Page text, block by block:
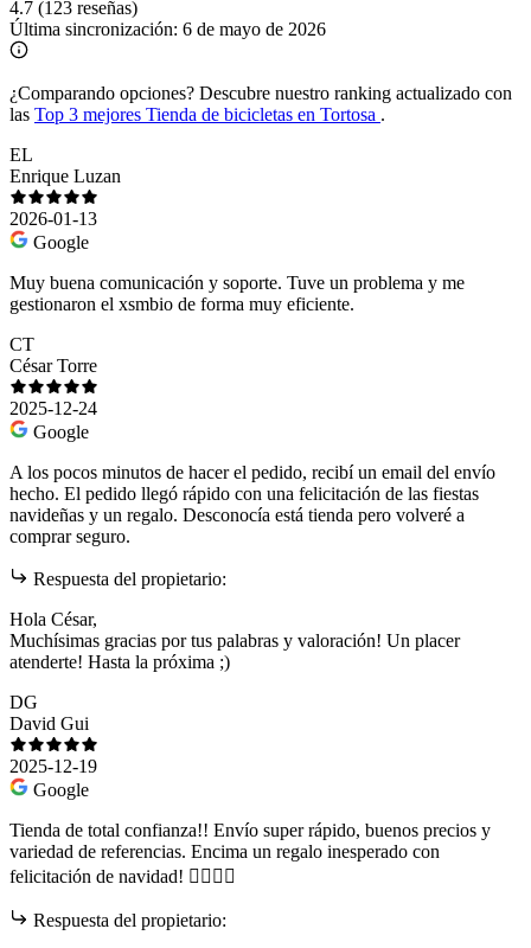
4.7 (123 reseñas)
Última sincronización: 6 de mayo de 2026
¿Comparando opciones? Descubre nuestro ranking actualizado con
las Top 3 mejores Tienda de bicicletas en Tortosa .
EL
Enrique Luzan
2026-01-13
Google
Muy buena comunicación y soporte. Tuve un problema y me
gestionaron el xsmbio de forma muy eficiente.
CT
César Torre
2025-12-24
Google
A los pocos minutos de hacer el pedido, recibí un email del envío
hecho. El pedido llegó rápido con una felicitación de las fiestas
navideñas y un regalo. Desconocía está tienda pero volveré a
comprar seguro.
Respuesta del propietario:
Hola César,
Muchísimas gracias por tus palabras y valoración! Un placer
atenderte! Hasta la próxima ;)
DG
David Gui
2025-12-19
Google
Tienda de total confianza!! Envío super rápido, buenos precios y
variedad de referencias. Encima un regalo inesperado con
felicitación de navidad! 👌🏼👌🏼
Respuesta del propietario: